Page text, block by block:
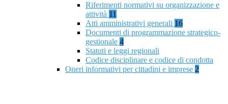
Riferimenti normativi su organizzazione e
attività 11
Atti amministrativi generali 16
Documenti di programmazione strategico-
gestionale 4
Statuti e leggi regionali
Codice disciplinare e codice di condotta
Oneri informativi per cittadini e imprese 2